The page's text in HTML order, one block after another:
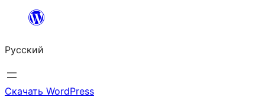
Перейти
содержимому
Русский
Скачать WordPress